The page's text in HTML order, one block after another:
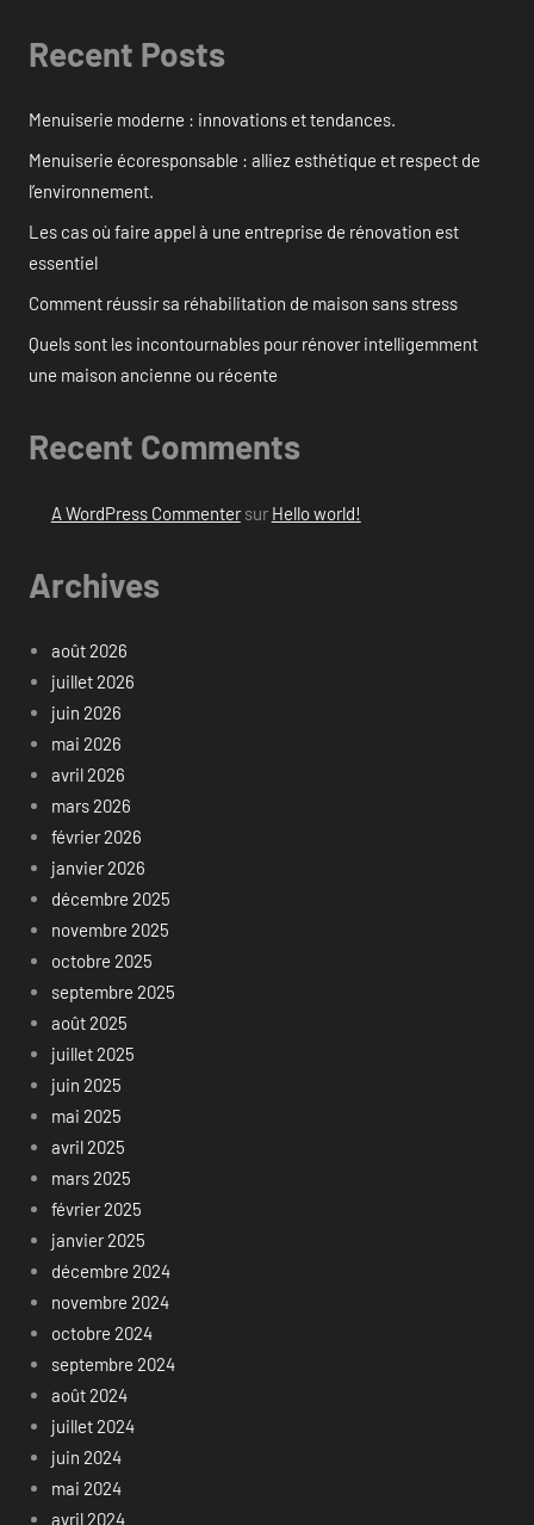
Recent Posts
Menuiserie moderne : innovations et tendances.
Menuiserie écoresponsable : alliez esthétique et respect de
l’environnement.
Les cas où faire appel à une entreprise de rénovation est
essentiel
Comment réussir sa réhabilitation de maison sans stress
Quels sont les incontournables pour rénover intelligemment
une maison ancienne ou récente
Recent Comments
A WordPress Commentersur Hello world!
Archives
août 2026
juillet 2026
juin 2026
mai 2026
avril 2026
mars 2026
février 2026
janvier 2026
décembre 2025
novembre 2025
octobre 2025
septembre 2025
août 2025
juillet 2025
juin 2025
mai 2025
avril 2025
mars 2025
février 2025
janvier 2025
décembre 2024
novembre 2024
octobre 2024
septembre 2024
août 2024
juillet 2024
juin 2024
mai 2024
avril 2024